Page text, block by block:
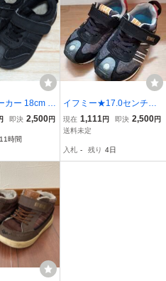
カー 18cm ブ
フミー キッ
即決 2,500円
11時間
イフミー★17.0センチ★
黒スニーカー★フォーマ
ル保育園幼稚園入園結婚
現在 1,111円 即決 2,500円
送料未定
入札 - 残り 4日